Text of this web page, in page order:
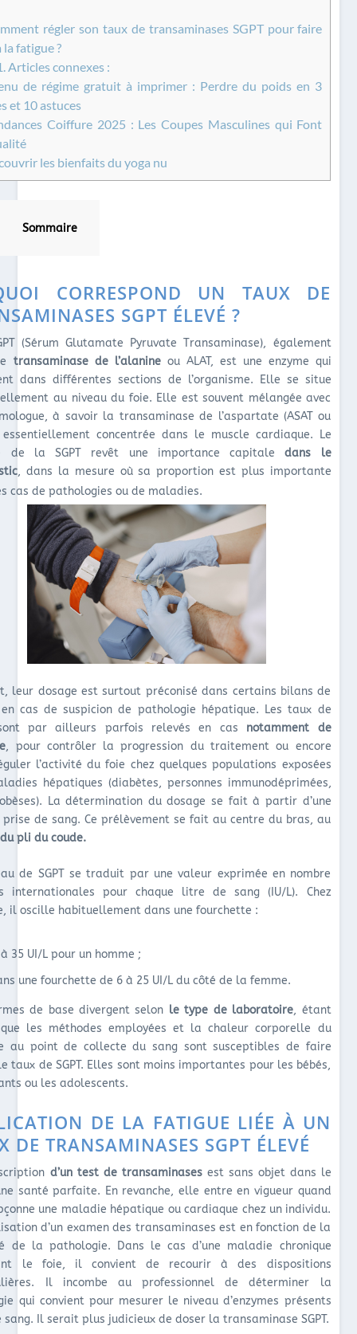
régler son taux de transaminases SGPT pour faire
la fatigue ?
Articles connexes :
de régime gratuit à imprimer : Perdre du poids en 3
et 10 astuces
Coiffure 2025 : Les Coupes Masculines qui Font
les bienfaits du yoga nu
Sommaire
CORRESPOND UN TAUX DE
SGPT ÉLEVÉ ?
(Sérum Glutamate Pyruvate Transaminase), également
transaminase de l’alanineou ALAT, est une enzyme qui
dans différentes sections de l’organisme. Elle se situe
au niveau du foie. Elle est souvent mélangée avec
à savoir la transaminase de l’aspartate (ASAT ou
essentiellement concentrée dans le muscle cardiaque. Le
de la SGPT revêt une importance capitaledans le
, dans la mesure où sa proportion est plus importante
cas de pathologies ou de maladies.
leur dosage est surtout préconisé dans certains bilans de
cas de suspicion de pathologie hépatique. Les taux de
sont par ailleurs parfois relevés en cas notamment de
, pour contrôler la progression du traitement ou encore
l’activité du foie chez quelques populations exposées
hépatiques (diabètes, personnes immunodéprimées,
La détermination du dosage se fait à partir d’une
de sang. Ce prélèvement se fait au centre du bras, au
pli du coude.
de SGPT se traduit par une valeur exprimée en nombre
internationales pour chaque litre de sang (IU/L). Chez
il oscille habituellement dans une fourchette :
35 UI/L pour un homme ;
une fourchette de 6 à 25 UI/L du côté de la femme.
de base divergent selon le type de laboratoire, étant
les méthodes employées et la chaleur corporelle du
au point de collecte du sang sont susceptibles de faire
taux de SGPT. Elles sont moins importantes pour les bébés,
ou les adolescents.
DE LA FATIGUE LIÉE À UN
DE TRANSAMINASES SGPT ÉLEVÉ
d’un test de transaminasesest sans objet dans le
santé parfaite. En revanche, elle entre en vigueur quand
une maladie hépatique ou cardiaque chez un individu.
d’un examen des transaminases est en fonction de la
de la pathologie. Dans le cas d’une maladie chronique
le foie, il convient de recourir à des dispositions
Il incombe au professionnel de déterminer la
qui convient pour mesurer le niveau d’enzymes présents
sang. Il serait plus judicieux de doser la transaminase SGPT.